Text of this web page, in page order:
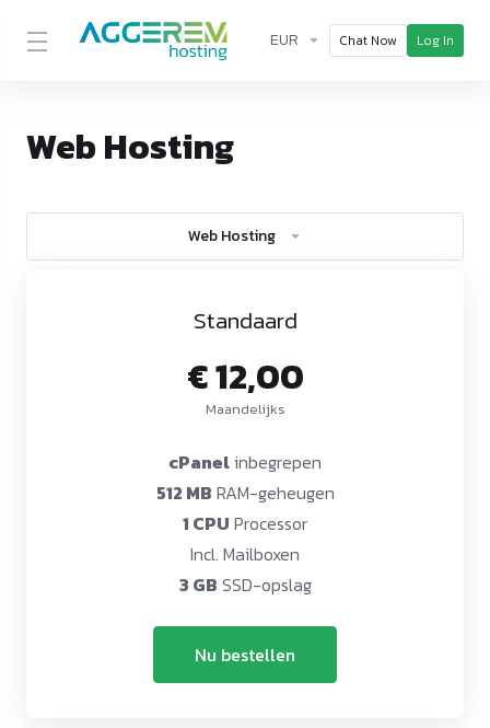
EUR Chat Now Log In
Web Hosting
Web Hosting
Standaard
€ 12,00
Maandelijks
cPanelinbegrepen
512 MB RAM-geheugen
1 CPU Processor
Incl. Mailboxen
3 GB SSD-opslag
Nu bestellen